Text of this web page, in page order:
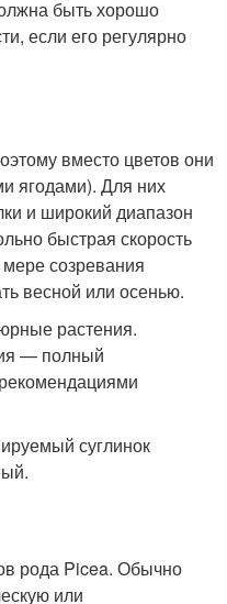
быть хорошо
если его регулярно
вместо цветов они
ягодами). Для них
и широкий диапазон
быстрая скорость
созревания
весной или осенью.
суглинок
рода Picea. Обычно
или